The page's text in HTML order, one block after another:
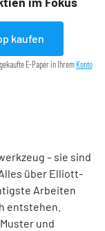
kaufen
E-Paper in Ihrem Konto
– sie sind
über Elliott-
Arbeiten
entstehen.
und